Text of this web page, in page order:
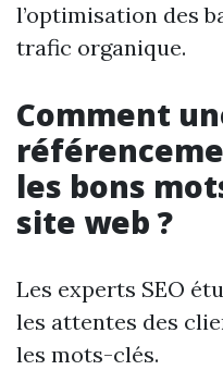
l’optimisation des
trafic organique.
Comment
les bons
site web ?
Les experts SEO
les attentes des
les mots-clés.